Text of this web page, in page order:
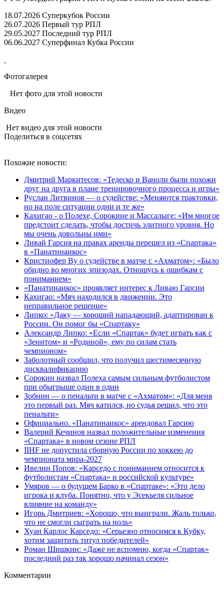
18.07.2026 Суперкубок России
26.07.2026 Первый тур РПЛ
29.05.2027 Последний тур РПЛ
06.06.2027 Суперфинал Кубка России
Фотогалерея
Нет фото для этой новости
Видео
Нет видео для этой новости
Поделиться в соцсетях
Похожие новости:
Дмитрий Маркитесов: «Тедеско и Ваноли были похожи
друг на друга в плане тренировочного процесса и игры»
Руслан Литвинов — о судействе: «Меняются трактовки,
но на поле ситуации одни и те же»
Кахигао - о Полехе, Сорокине и Массалыге: «Им многое
предстоит сделать, чтобы достичь элитного уровня. Но
мы очень довольны ими»
Ливай Гарсия на правах аренды перешел из «Спартака»
в «Панатинаикос»
Кристиофер Ву о судействе в матче с «Ахматом»: «Было
обидно во многих эпизодах. Отношусь к ошибкам с
пониманием»
«Панатинаикос» проявляет интерес к Ливаю Гарсии
Кахигао: «Мяч находился в движении. Это
неправильное решение»
Липко: «Даку — хороший нападающий, адаптирован к
России. Он помог бы «Спартаку»
Александр Липко: «Если «Спартак» будет играть как с
«Зенитом» и «Родиной», ему по силам стать
чемпионом»
Заболотный сообщил, что получил шестимесячную
дисквалификацию
Сорокин назвал Полеха самым сильным футболистом
при обыгрыше один в один
Зобнин — о пенальти в матче с «Ахматом»: «Для меня
это первый раз. Мяч катился, но судья решил, что это
пенальти»
Официально. «Панатинаикос» арендовал Гарсию
Валерий Кечинов назвал положительные изменения
«Спартака» в новом сезоне РПЛ
IIHF не допустила сборную России по хоккею до
чемпионата мира‑2027
Ивелин Попов: «Карседо с пониманием относится к
футболистам «Спартака» и российской культуре»
Умяров — о будущем Барко в «Спартаке»: «Это дело
игрока и клуба. Понятно, что у Эсекьеля сильное
влияние на команду»
Игорь Дмитриев: «Хорошо, что выиграли. Жаль только,
что не смогли сыграть на ноль»
Хуан Карлос Карседо: «Серьезно относимся к Кубку,
хотим защитить титул победителей»
Роман Шишкин: «Даже не вспомню, когда «Спартак»
последний раз так хорошо начинал сезон»
Комментарии